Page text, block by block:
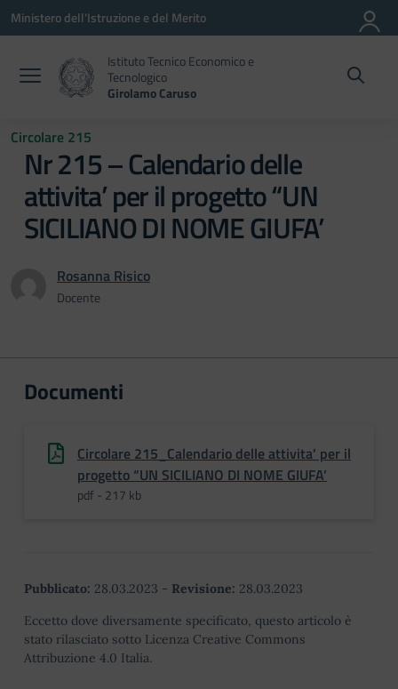
Vai ai contenuti
Vai al menu di navigazione
Vai al footer
Ministero dell'Istruzione e del Merito
Istituto Tecnico Economico e
Tecnologico
Girolamo Caruso
Circolare 215
Nr 215 – Calendario delle
attivita’ per il progetto “UN
SICILIANO DI NOME GIUFA’
Rosanna Risico
Docente
Documenti
Circolare 215_Calendario delle attivita’ per il
progetto “UN SICILIANO DI NOME GIUFA’
pdf - 217 kb
Pubblicato: 28.03.2023 - Revisione: 28.03.2023
Eccetto dove diversamente specificato, questo articolo è
stato rilasciato sotto Licenza Creative Commons
Attribuzione 4.0 Italia.